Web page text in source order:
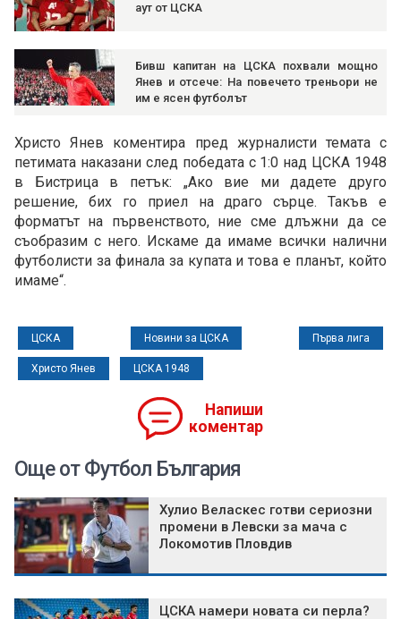
аут от ЦСКА
Бивш капитан на ЦСКА похвали мощно
Янев и отсече: На повечето треньори не
им е ясен футболът
Христо Янев коментира пред журналисти темата с
петимата наказани след победата с 1:0 над ЦСКА 1948
в Бистрица в петък: „Ако вие ми дадете друго
решение, бих го приел на драго сърце. Такъв е
форматът на първенството, ние сме длъжни да се
съобразим с него. Искаме да имаме всички налични
футболисти за финала за купата и това е планът, който
имаме“.
ЦСКА Новини за ЦСКА Първа лига
Христо Янев ЦСКА 1948
Напиши
коментар
Още от Футбол България
Хулио Веласкес готви сериозни
промени в Левски за мача с
Локомотив Пловдив
ЦСКА намери новата си перла?